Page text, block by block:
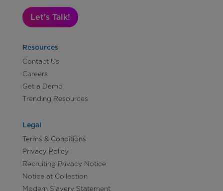
Let's Talk!
Resources
Contact Us
Careers
Get a Demo
Trending Resources
Legal
Terms & Conditions
Privacy Policy
Recruiting Privacy Notice
Notice at Collection
Modern Slavery Statement